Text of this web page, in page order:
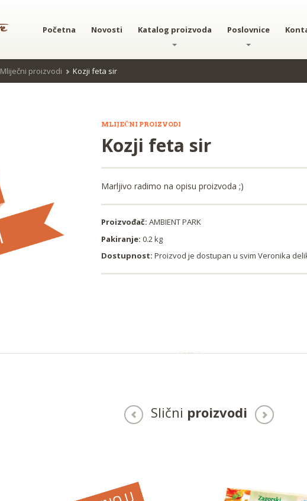
Početna Novosti Katalog proizvoda Poslovnice
Mliječni proizvodi Kozji feta sir
MLIJEČNI PROIZVODI
Kozji feta sir
Marljivo radimo na opisu proizvoda ;)
Proizvođač: AMBIENT PARK
Pakiranje: 0.2 kg
Dostupnost: Proizvod je dostupan u svim Veronika
Slični proizvodi